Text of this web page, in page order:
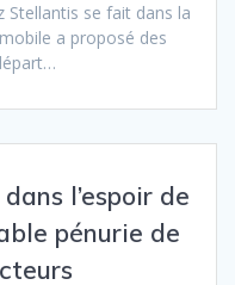
Stellantis se fait dans la
a proposé des
l’espoir de
pénurie de